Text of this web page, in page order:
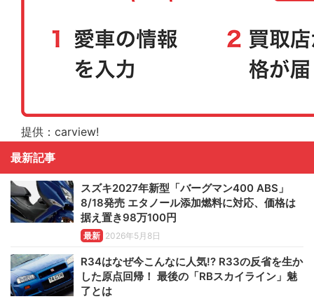
提供：carview!
最新記事
スズキ2027年新型「バーグマン400 ABS」
8/18発売 エタノール添加燃料に対応、価格は
据え置き98万100円
最新 2026年5月8日
R34はなぜ今こんなに人気!? R33の反省を生か
した原点回帰！ 最後の「RBスカイライン」魅
了とは